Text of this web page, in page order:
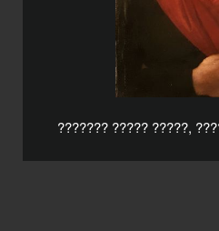
??????? ????? ?????,